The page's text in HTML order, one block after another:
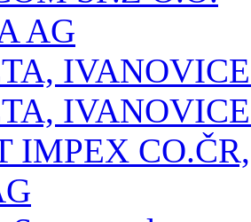
AG
IMPEX